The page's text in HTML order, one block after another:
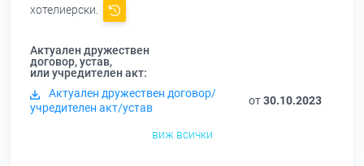
хотелиерски.
Актуален дружествен
договор, устав,
или учредителен акт:
Актуален дружествен договор/
учредителен акт/устав
от30.10.2023
виж всички